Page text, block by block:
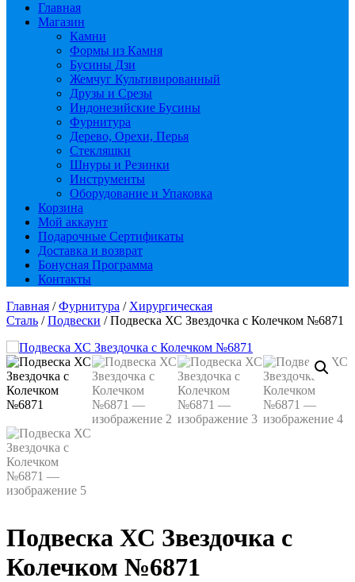
Главная
Магазин
Камни
Формы из Камня
Бусины Дзи
Жемчуг Культивированный
Друзы и Срезы
Индонезийские Бусины
Фурнитура
Дерево, Орехи, Перья
Стекляшки
Шнуры и Резинки
Инструменты
Оборудование и Упаковка
Корзина
Мой аккаунт
Подарочные Сертификаты
Доставка и возврат
Бонусная Программа
Контакты
Главная /Фурнитура / Хирургическая
Сталь /Подвески / Подвеска ХС Звездочка с Колечком №6871
Подвеска ХС Звездочка с
Колечком №6871